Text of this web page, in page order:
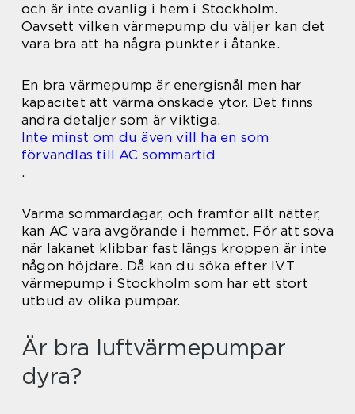
och är inte ovanlig i hem i Stockholm.
Oavsett vilken värmepump du väljer kan det
vara bra att ha några punkter i åtanke.
En bra värmepump är energisnål men har
kapacitet att värma önskade ytor. Det finns
andra detaljer som är viktiga.
Inte minst om du även vill ha en som
förvandlas till AC sommartid
.
Varma sommardagar, och framför allt nätter,
kan AC vara avgörande i hemmet. För att sova
när lakanet klibbar fast längs kroppen är inte
någon höjdare. Då kan du söka efter IVT
värmepump i Stockholm som har ett stort
utbud av olika pumpar.
Är bra luftvärmepumpar
dyra?